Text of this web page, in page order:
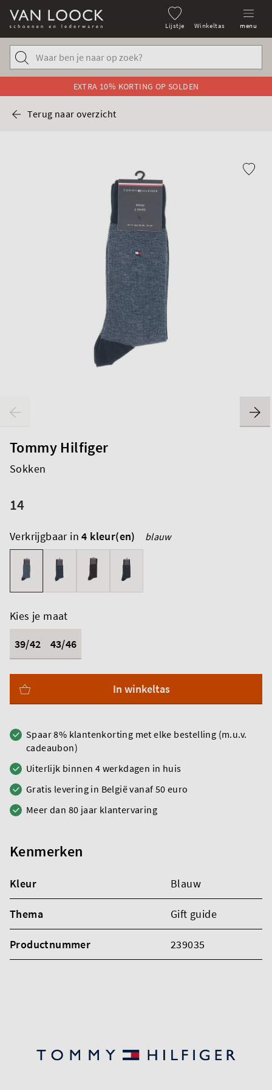
Lijstje Winkeltas menu
EXTRA 10% KORTING OP SOLDEN
Terug naar overzicht
Tommy Hilfiger
Sokken
14
Verkrijgbaar in4 kleur(en) blauw
Kies je maat
39/42
43/46
In winkeltas
Spaar 8% klantenkorting met elke bestelling (m.u.v.
cadeaubon)
Uiterlijk binnen 4 werkdagen in huis
Gratis levering in België vanaf 50 euro
Meer dan 80 jaar klantervaring
Kenmerken
Kleur Blauw
Thema Gift guide
Productnummer 239035